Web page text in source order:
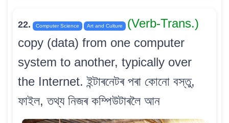
22. Computer Science Art and Culture
(Verb-Trans.)
copy (data) from one computer
system to another, typically over
the Internet. ইন্টাৰনেটৰ পৰা কোনো বস্তু,
ফাইল, তথ্য নিজৰ কম্পিউটাৰলৈ আন